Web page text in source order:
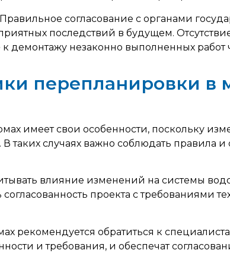
согласование с органами
последствий в будущем.
демонтажу незаконно выполненных работ
перепланировки в
имеет свои особенности, поскольку
случаях важно соблюдать правила и
влияние изменений на системы
проекта с требованиями
рекомендуется обратиться к
и требования, и обеспечат